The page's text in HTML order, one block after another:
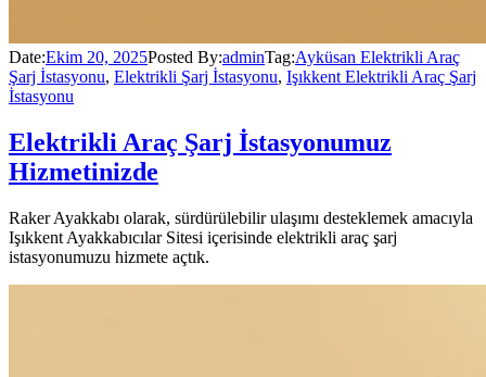
Date:Ekim 20, 2025Posted By:adminTag:Ayküsan Elektrikli Araç
Şarj İstasyonu, Elektrikli Şarj İstasyonu, Işıkkent Elektrikli Araç Şarj
İstasyonu
Elektrikli Araç Şarj İstasyonumuz
Hizmetinizde
Raker Ayakkabı olarak, sürdürülebilir ulaşımı desteklemek amacıyla
Işıkkent Ayakkabıcılar Sitesi içerisinde elektrikli araç şarj
istasyonumuzu hizmete açtık.